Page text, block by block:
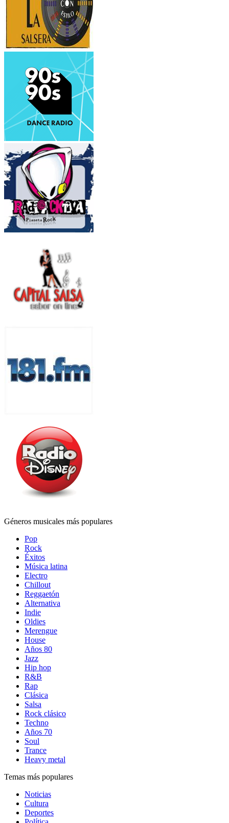
Géneros musicales más populares
Pop
Rock
Éxitos
Música latina
Electro
Chillout
Reggaetón
Alternativa
Indie
Oldies
Merengue
House
Años 80
Jazz
Hip hop
R&B
Rap
Clásica
Salsa
Rock clásico
Techno
Años 70
Soul
Trance
Heavy metal
Temas más populares
Noticias
Cultura
Deportes